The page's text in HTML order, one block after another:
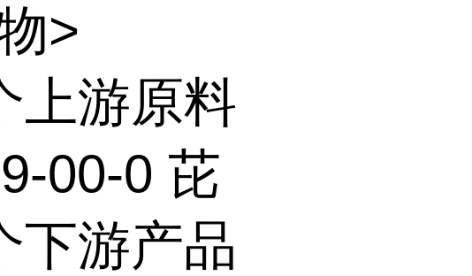
>
上游原料
00-0 芘
下游产品